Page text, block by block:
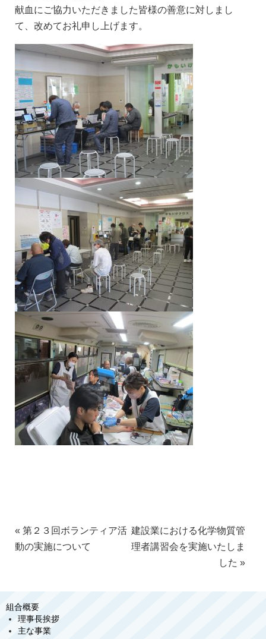
献血にご協力いただきました皆様の善意に対しまし
て、改めてお礼申し上げます。
« 第２３回ボランティア活
動の実施について
建設業における化学物質管
理者講習会を実施いたしま
した »
組合概要
理事長挨拶
主な事業